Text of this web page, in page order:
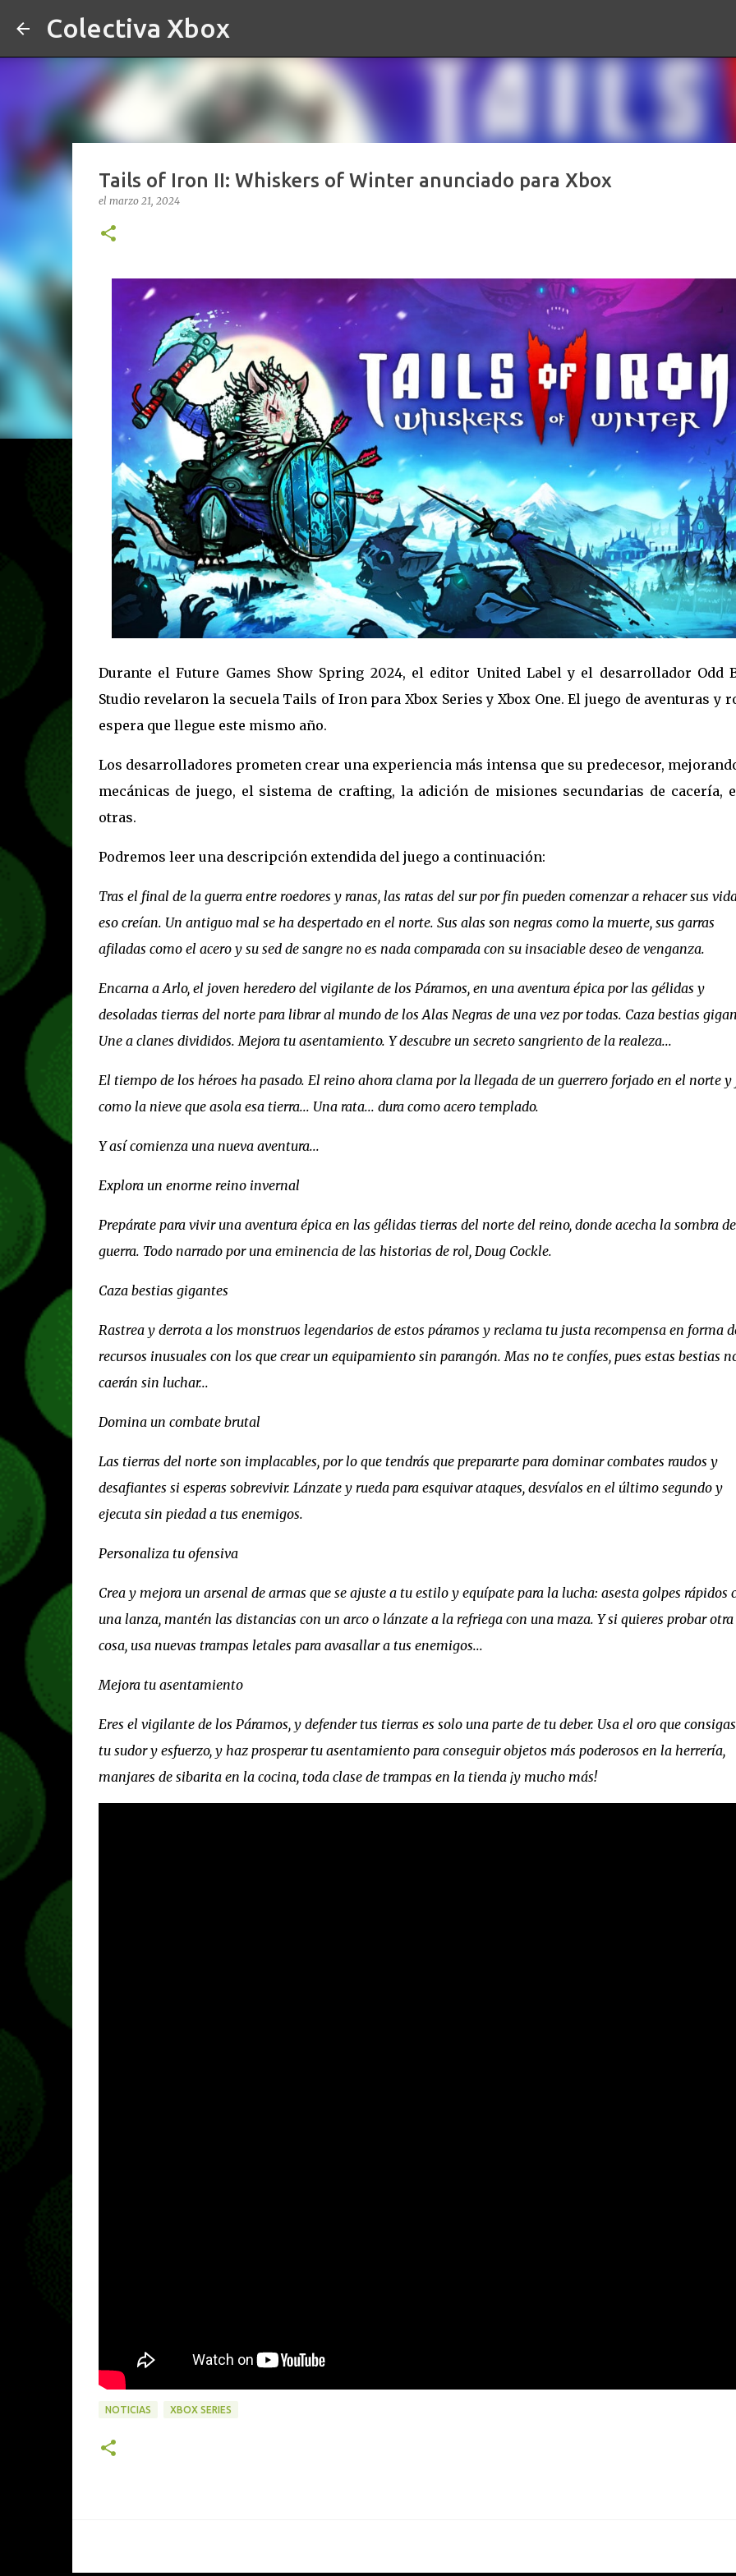
Colectiva Xbox
Tails of Iron II: Whiskers of Winter anunciado para Xbox
el marzo 21, 2024
Durante el Future Games Show Spring 2024, el editor United Label y el desarrollador Odd
Studio revelaron la secuela Tails of Iron para Xbox Series y Xbox One. El juego de aventuras y
espera que llegue este mismo año.
Los desarrolladores prometen crear una experiencia más intensa que su predecesor,
mecánicas de juego, el sistema de crafting, la adición de misiones secundarias de cacería,
otras.
Podremos leer una descripción extendida del juego a continuación:
Tras el final de la guerra entre roedores y ranas, las ratas del sur por fin pueden comenzar a rehacer sus
eso creían. Un antiguo mal se ha despertado en el norte. Sus alas son negras como la muerte, sus garras
afiladas como el acero y su sed de sangre no es nada comparada con su insaciable deseo de venganza.
Encarna a Arlo, el joven heredero del vigilante de los Páramos, en una aventura épica por las gélidas y
desoladas tierras del norte para librar al mundo de los Alas Negras de una vez por todas. Caza bestias
Une a clanes divididos. Mejora tu asentamiento. Y descubre un secreto sangriento de la realeza...
El tiempo de los héroes ha pasado. El reino ahora clama por la llegada de un guerrero forjado en el norte
como la nieve que asola esa tierra... Una rata... dura como acero templado.
Y así comienza una nueva aventura...
Explora un enorme reino invernal
Prepárate para vivir una aventura épica en las gélidas tierras del norte del reino, donde acecha la sombra
guerra. Todo narrado por una eminencia de las historias de rol, Doug Cockle.
Caza bestias gigantes
Rastrea y derrota a los monstruos legendarios de estos páramos y reclama tu justa recompensa en forma
recursos inusuales con los que crear un equipamiento sin parangón. Mas no te confíes, pues estas bestias
caerán sin luchar...
Domina un combate brutal
Las tierras del norte son implacables, por lo que tendrás que prepararte para dominar combates raudos y
desafiantes si esperas sobrevivir. Lánzate y rueda para esquivar ataques, desvíalos en el último segundo y
ejecuta sin piedad a tus enemigos.
Personaliza tu ofensiva
Crea y mejora un arsenal de armas que se ajuste a tu estilo y equípate para la lucha: asesta golpes rápidos
una lanza, mantén las distancias con un arco o lánzate a la refriega con una maza. Y si quieres probar otra
cosa, usa nuevas trampas letales para avasallar a tus enemigos...
Mejora tu asentamiento
Eres el vigilante de los Páramos, y defender tus tierras es solo una parte de tu deber. Usa el oro que
tu sudor y esfuerzo, y haz prosperar tu asentamiento para conseguir objetos más poderosos en la herrería,
manjares de sibarita en la cocina, toda clase de trampas en la tienda ¡y mucho más!
NOTICIAS XBOX SERIES